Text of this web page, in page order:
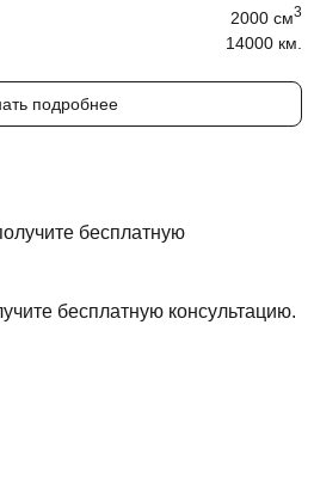
2000 cм3
14000 км.
подробнее
бесплатную консультацию.